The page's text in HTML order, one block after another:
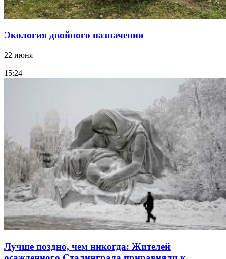
Экология двойного назначения
22 июня
15:24
Лучше поздно, чем никогда: Жителей